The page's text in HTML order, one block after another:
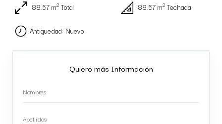
88.57 m2 Total 88.57 m2 Techada
Antiguedad: Nuevo
Quiero más Información